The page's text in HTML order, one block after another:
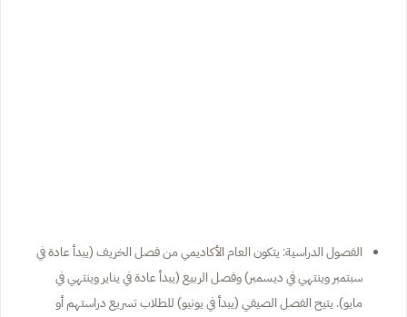
الفصول الدراسية: يتكون العام الأكاديمي من فصل الخريف (يبدأ عادة في
سبتمبر وينتهي في ديسمبر) وفصل الربيع (يبدأ عادة في يناير وينتهي في
مايو). يتيح الفصل الصيفي (يبدأ في يونيو) للطلاب تسريع دراستهم أو